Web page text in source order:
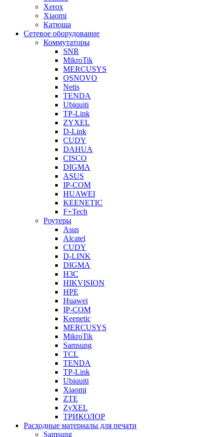
Xerox
Xiaomi
Катюша
Сетевое оборудование
Коммутаторы
SNR
MikroTik
MERCUSYS
OSNOVO
Netis
TENDA
Ubiquiti
TP-Link
ZYXEL
D-Link
CUDY
DAHUA
CISCO
DIGMA
ASUS
IP-COM
HUAWEI
KEENETIC
F+Tech
Роутеры
Asus
Alcatel
CUDY
D-LINK
DIGMA
H3C
HIKVISION
HPE
Huawei
IP-COM
Keenetic
MERCUSYS
MikroTik
Samsung
TCL
TENDA
TP-Link
Ubiquiti
Xiaomi
ZTE
ZyXEL
ТРИКОЛОР
Расходные материалы для печати
Samsung